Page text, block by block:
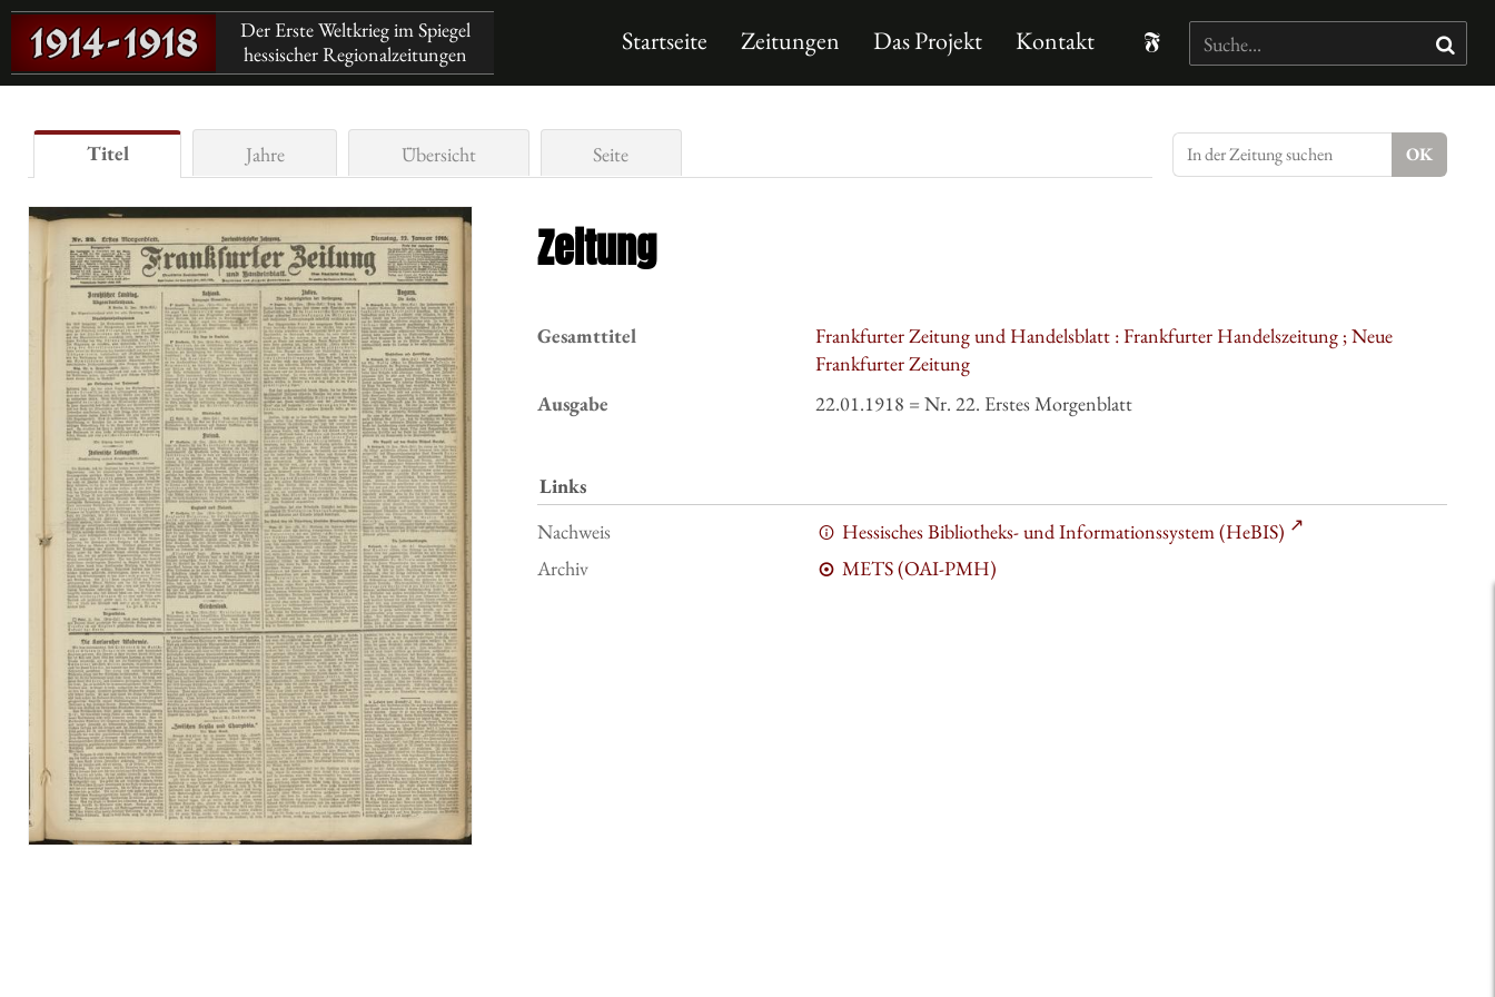
Der Erste Weltkrieg im Spiegel
hessischer Regionalzeitungen
Startseite Zeitungen Das Projekt Kontakt
Titel Jahre Übersicht Seite
Zeitung
Gesamttitel
Frankfurter Zeitung und Handelsblatt : Frankfurter Handelszeitung ; Neue
Frankfurter Zeitung
Ausgabe
22.01.1918 = Nr. 22. Erstes Morgenblatt
Links
Nachweis
Hessisches Bibliotheks- und Informationssystem (HeBIS)
Archiv
METS (OAI-PMH)